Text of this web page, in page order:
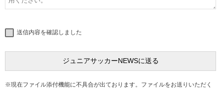
送信内容を確認しました
※現在ファイル添付機能に不具合が出ております。ファイルをお送りいただく